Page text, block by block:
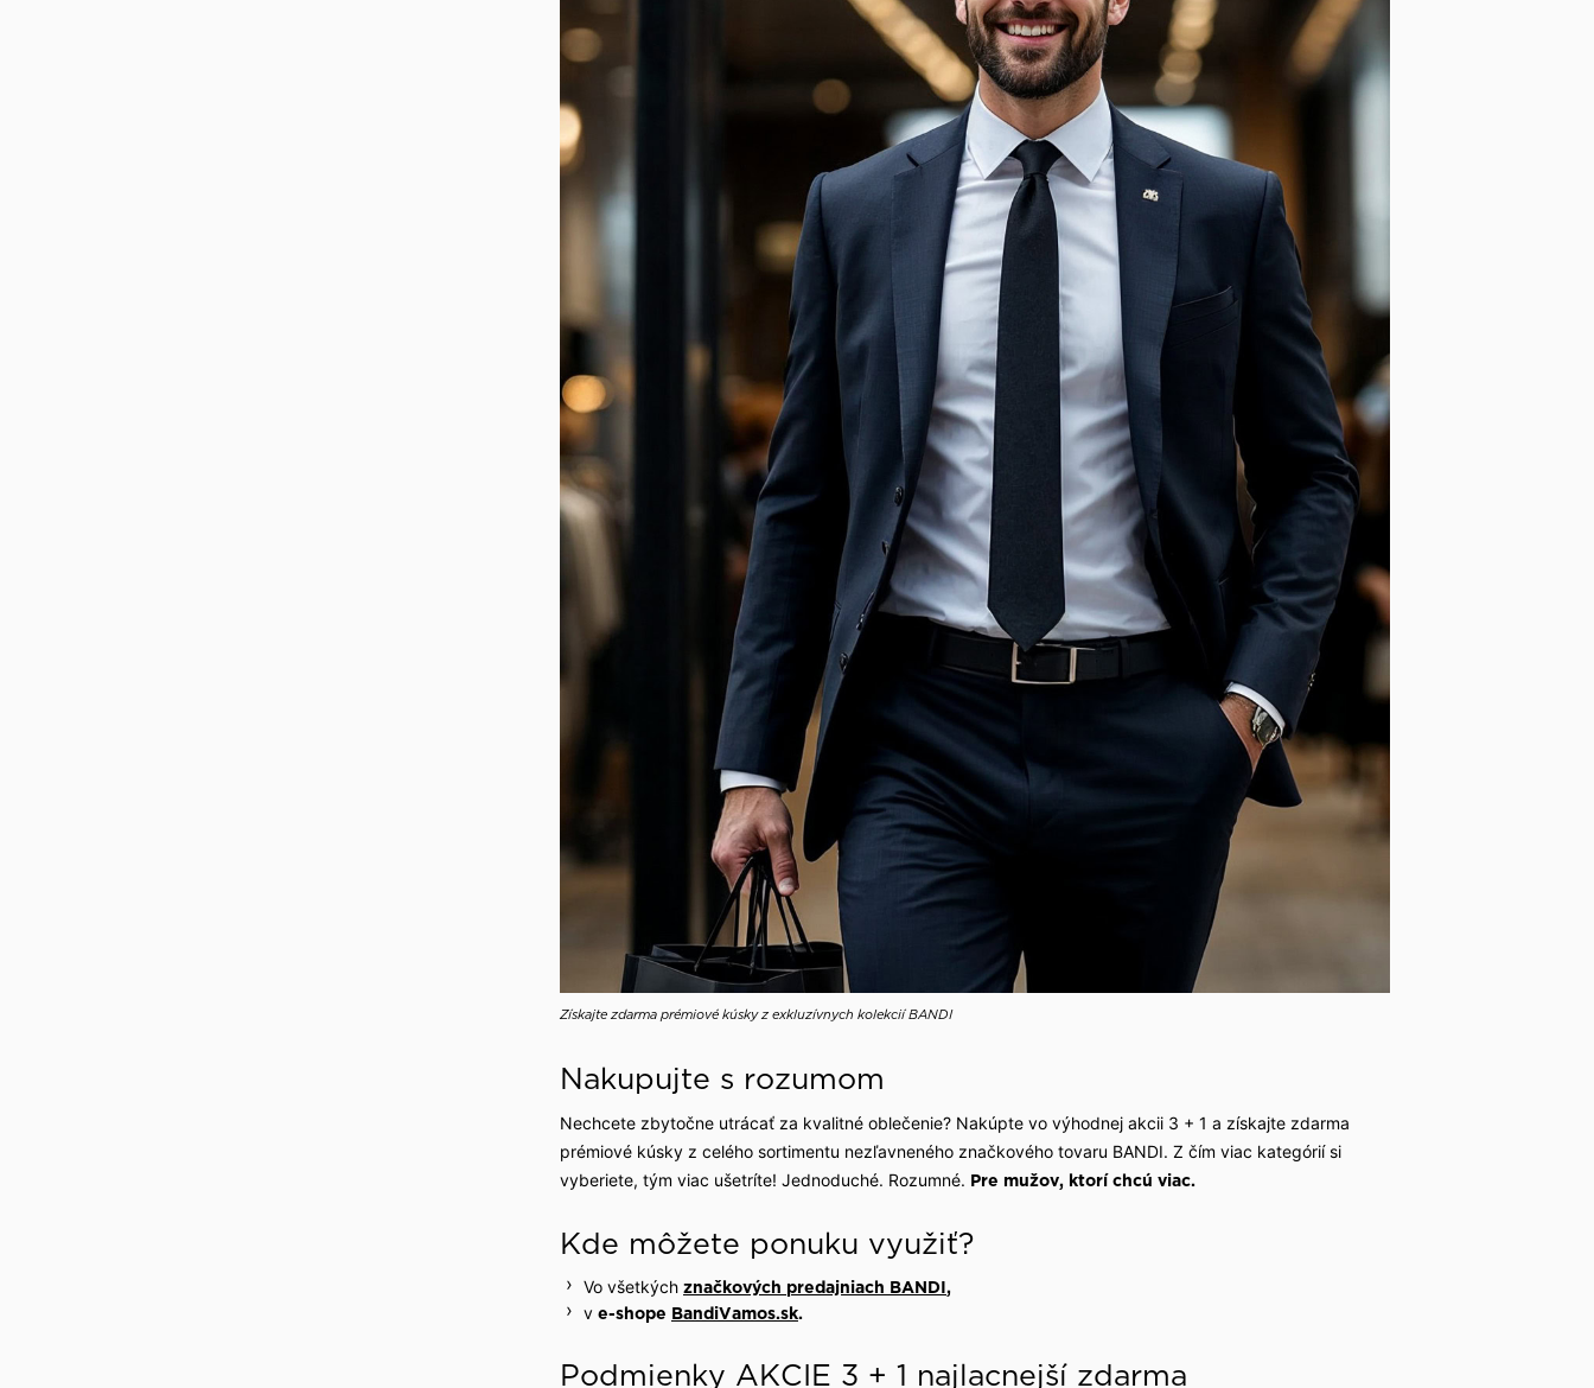
Získajte zdarma prémiové kúsky z exkluzívnych kolekcií BANDI
Nakupujte s rozumom
Nechcete zbytočne utrácať za kvalitné oblečenie? Nakúpte vo výhodnej akcii 3 + 1 a získajte zdarma
prémiové kúsky z celého sortimentu nezľavneného značkového tovaru BANDI. Z čím viac kategórií si
vyberiete, tým viac ušetríte! Jednoduché. Rozumné. Pre mužov, ktorí chcú viac.
Kde môžete ponuku využiť?
Vo všetkých značkových predajniach BANDI,
v e-shope BandiVamos.sk.
Podmienky AKCIE 3 + 1 najlacnejší zdarma